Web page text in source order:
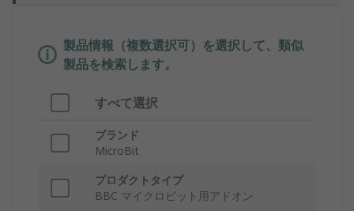
製品情報（複数選択可）を選択して、類似
製品を検索します。
すべて選択
ブランド
MicroBit
プロダクトタイプ
BBC マイクロビット用アドオン